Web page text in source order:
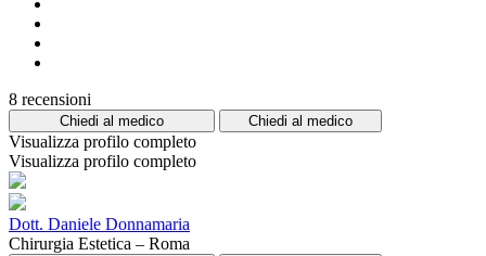
8 recensioni
Chiedi al medico Chiedi al medico
Visualizza profilo completo
Visualizza profilo completo
Dott. Daniele Donnamaria
Chirurgia Estetica – Roma